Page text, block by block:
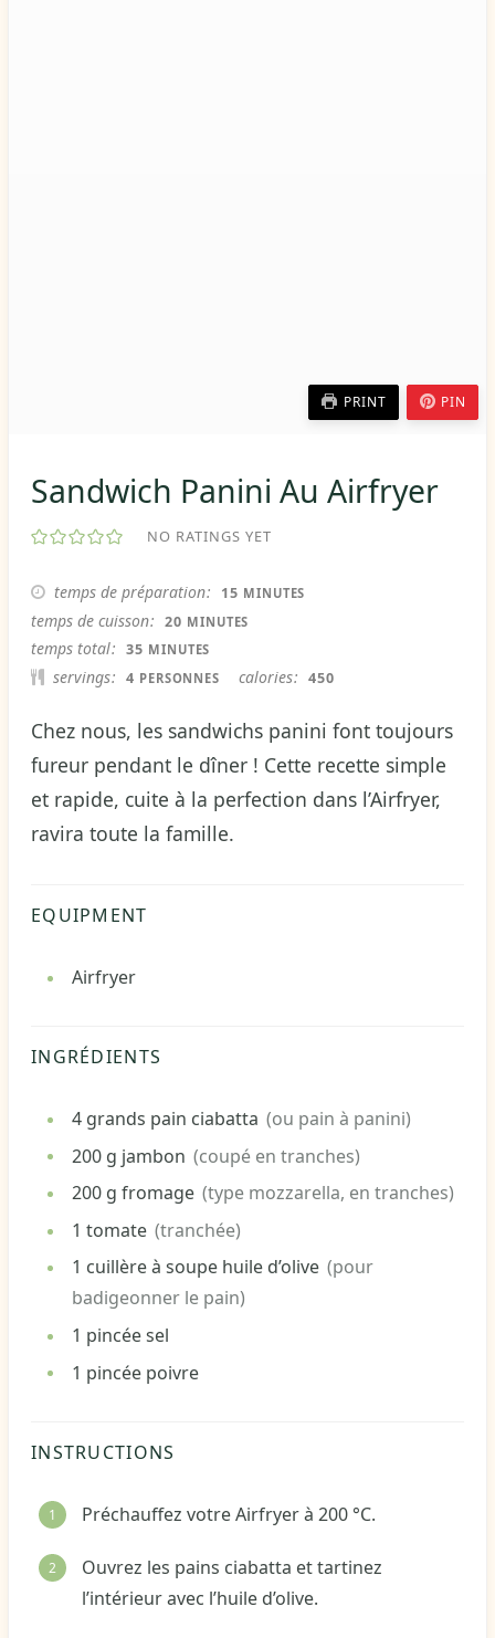
PRINT PIN
Sandwich Panini Au Airfryer
NO RATINGS YET
temps de préparation 15 MINUTES
MINUTES
temps de cuisson 20 MINUTES
MINUTES
temps total 35 MINUTES
MINUTES
servings 4 PERSONNES calories 450
Chez nous, les sandwichs panini font toujours
fureur pendant le dîner ! Cette recette simple
et rapide, cuite à la perfection dans l’Airfryer,
ravira toute la famille.
EQUIPMENT
Airfryer
INGRÉDIENTS
4 grands pain ciabatta (ou pain à panini)
200 g jambon (coupé en tranches)
200 g fromage (type mozzarella, en tranches)
1 tomate (tranchée)
1 cuillère à soupe huile d’olive (pour
badigeonner le pain)
1 pincéesel
1 pincée poivre
INSTRUCTIONS
Préchauffez votre Airfryer à 200 °C.
Ouvrez les pains ciabatta et tartinez
l’intérieur avec l’huile d’olive.